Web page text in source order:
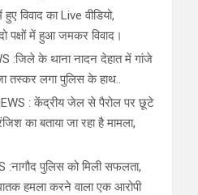
विवाद का Live वीडियो,
पक्षों में हुआ जमकर विवाद।
:जिले के थाना नादन देहात में गांजे
तस्कर लगा पुलिस के हाथ..
: केंद्रीय जेल से पैरोल पर छूटे
का बताया जा रहा है मामला,
:नागौद पुलिस को मिली सफलता,
हमला करने वाला एक आरोपी